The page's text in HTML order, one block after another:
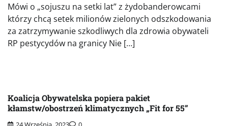
Mówi o „sojuszu na setki lat” z żydobanderowcami
którzy chcą setek milionów zielonych odszkodowania
za zatrzymywanie szkodliwych dla zdrowia obywateli
RP pestycydów na granicy Nie […]
Koalicja Obywatelska popiera pakiet
kłamstw/obostrzeń klimatycznych „Fit for 55”